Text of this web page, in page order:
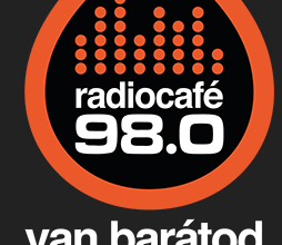
Fermentáljunk, a testünk
Apr 3, 2026 • 00:36:07